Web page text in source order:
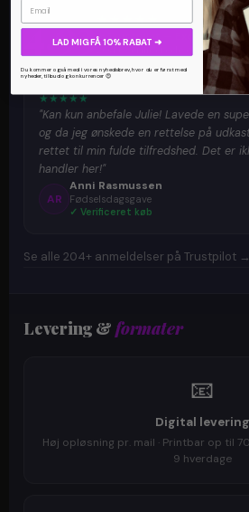
4.93★★★★★
★ Trustpilot — Excellent
204+ verificerede danske
★★★★★
"Kan kun anbefale Julie! Lavede en
og da jeg ønskede en rettelse på
rettet til min fulde tilfredshed. Det er
handler her!"
AR
Anni Rasmussen
Fødselsdagsgave
✓ Verificeret køb
Se alle 204+ anmeldelser på Trustpilot →
Levering &formater
📧
Digital levering
Høj opløsning pr. mail · Printbar op til
9 hverdage
LAD MIG FÅ 10% RABAT ➜
Du kommer også med i vores nyhedsbrev, hvor du er først med
nyheder, tilbud og konkurrencer 😍